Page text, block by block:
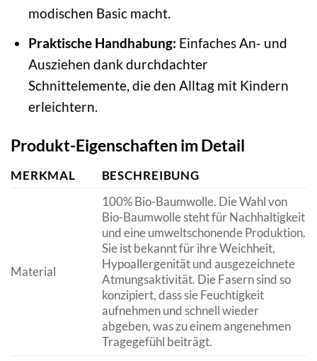
modischen Basic macht.
Praktische Handhabung: Einfaches An- und
Ausziehen dank durchdachter
Schnittelemente, die den Alltag mit Kindern
erleichtern.
Produkt-Eigenschaften im Detail
MERKMAL BESCHREIBUNG
Material
100% Bio-Baumwolle. Die Wahl von
Bio-Baumwolle steht für Nachhaltigkeit
und eine umweltschonende Produktion.
Sie ist bekannt für ihre Weichheit,
Hypoallergenität und ausgezeichnete
Atmungsaktivität. Die Fasern sind so
konzipiert, dass sie Feuchtigkeit
aufnehmen und schnell wieder
abgeben, was zu einem angenehmen
Tragegefühl beiträgt.